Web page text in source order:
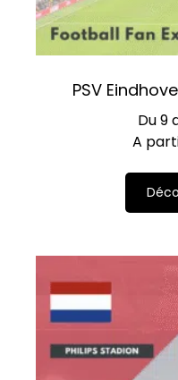
PSV
Du 9
A